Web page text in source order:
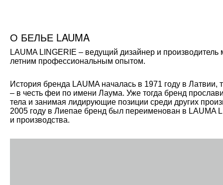
О БЕЛЬЕ LAUMA
LAUMA LINGERIE – ведущий дизайнер и
летним профессиональным опытом.
История бренда LAUMA началась в 1971 году в
– в честь феи по имени Лаума. Уже тогда бренд
тела и занимая лидирующие позиции среди других
2005 году в Лиепае бренд был переименован в LAUMA
и производства.